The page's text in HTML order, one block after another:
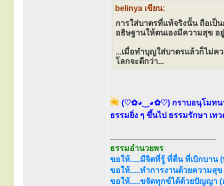
belinya เขียน:
การใส่บาตรที่แท้จริงนั้น ถือเป็
อธิษฐานให้ตนเองมีความสุข อ
...เมื่อทำบุญใส่บาตรแล้วก็ไม่ค
โลกจะดีกว่า...
(♡✿◕‿◕✿♡) กราบอนุโมทน
ธรรมยิ่ง ๆ ขึ้นไป ธรรมรักษา เ
.....................................................
ธรรมอำนวยพร
ขอให้.....มีจิตที่รู้ ที่ตื่น ที่เบิกบาน
ขอให้.....ทำการงานด้วยความสุ
ขอให้.....ขจัดทุกข์ได้ด้วยปัญญา (